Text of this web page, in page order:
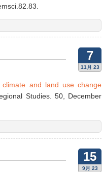
7
11月 23
climate and land use change
Studies. 50, December
15
9月 23